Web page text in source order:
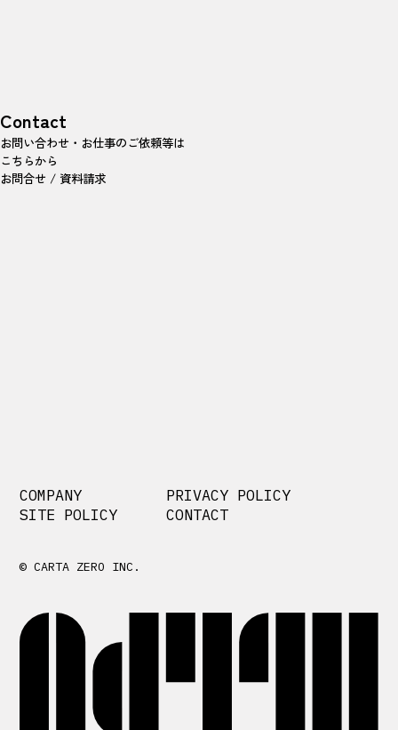
Contact
お問い合わせ・お仕事のご依頼等は
こちらから
お問合せ / 資料請求
COMPANY
PRIVACY POLICY
SITE POLICY
CONTACT
© CARTA ZERO INC.